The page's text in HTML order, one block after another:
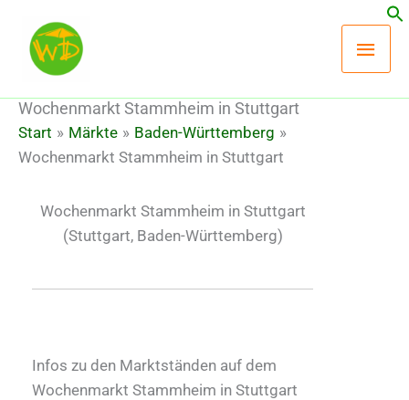
Inhalt
springen
Wochenmarkt Stammheim in Stuttgart
Start Märkte
Baden-Württemberg
Wochenmarkt Stammheim in Stuttgart
Wochenmarkt Stammheim in Stuttgart
(Stuttgart, Baden-Württemberg)
Infos zu den Marktständen auf dem
Wochenmarkt Stammheim in Stuttgart